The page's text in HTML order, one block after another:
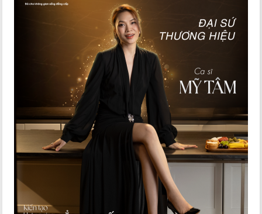
Chứng nhận ISO 9001:2015 Eurostone đạt năm 2020